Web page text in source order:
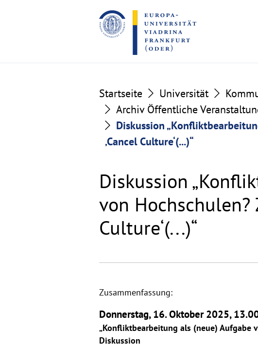
to
the
content
to
the
footer
Startseite Universität
Archiv Öffentliche
Diskussion
‚Cancel Culture‘(...)“
Diskussion
von Hochschulen?
Culture‘(...)“
Zusammenfassung:
Donnerstag, 16. Oktober 2025,
„Konfliktbearbeitung als (neue) Aufgabe
Diskussion